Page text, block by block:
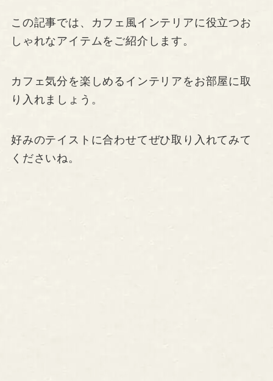
この記事では、カフェ風インテリアに役立つお
しゃれなアイテムをご紹介します。
カフェ気分を楽しめるインテリアをお部屋に取
り入れましょう。
好みのテイストに合わせてぜひ取り入れてみて
くださいね。